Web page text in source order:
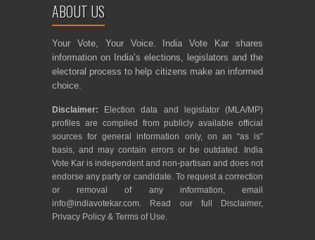
ABOUT US
Your Vote, Your Voice. India Vote Kar shares
information on India’s elections, legislators and the
electoral process to help citizens make an informed
choice.
Disclaimer: Election data and legislator (MLA/MP)
profiles are compiled from publicly available official
sources for general information only, on an “as is”
basis, and may contain errors or be outdated. India
Vote Kar is independent and non-partisan and does not
endorse any party or candidate. To request a correction
or removal of any information, email
info@indiavotekar.com. Read our full Disclaimer,
Privacy Policy & Terms of Use.